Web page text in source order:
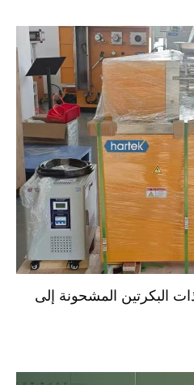
البكرتين المشحونة إلى